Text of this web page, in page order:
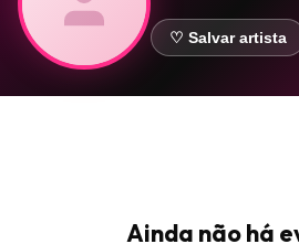
♡ Salvar artista
Ainda não há